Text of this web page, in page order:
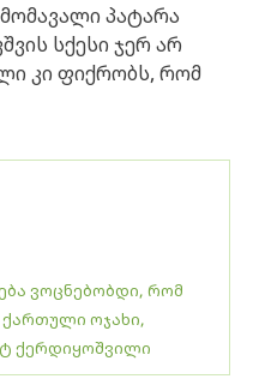
პატარა
სქესი ჯერ არ
კი ფიქრობს, რომ
ვოცნებობდი, რომ
ოჯახი,
ქერდიყოშვილი